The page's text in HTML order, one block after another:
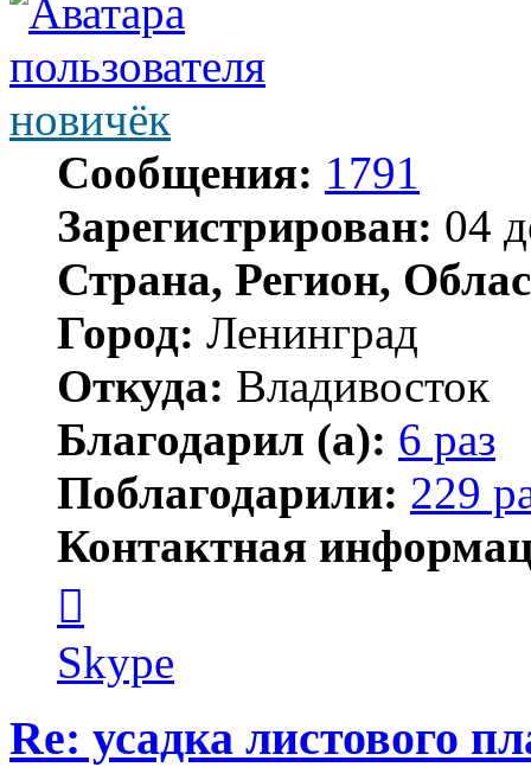
новичёк
Сообщения: 1791
Зарегистрирован: 04
Страна, Регион,
Город: Ленинград
Откуда: Владивосток
Благодарил (а): 6 раз
Поблагодарили: 229
Контактная
пользователя
новичёк
Skype
Re: усадка листового